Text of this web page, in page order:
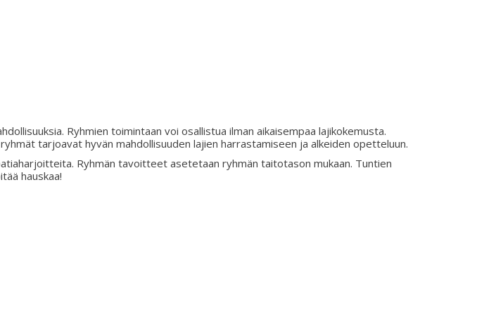
Ryhmien toimintaan voi osallistua ilman aikaisempaa lajikokemusta.
tarjoavat hyvän mahdollisuuden lajien harrastamiseen ja alkeiden opetteluun.
Ryhmän tavoitteet asetetaan ryhmän taitotason mukaan. Tuntien
hauskaa!